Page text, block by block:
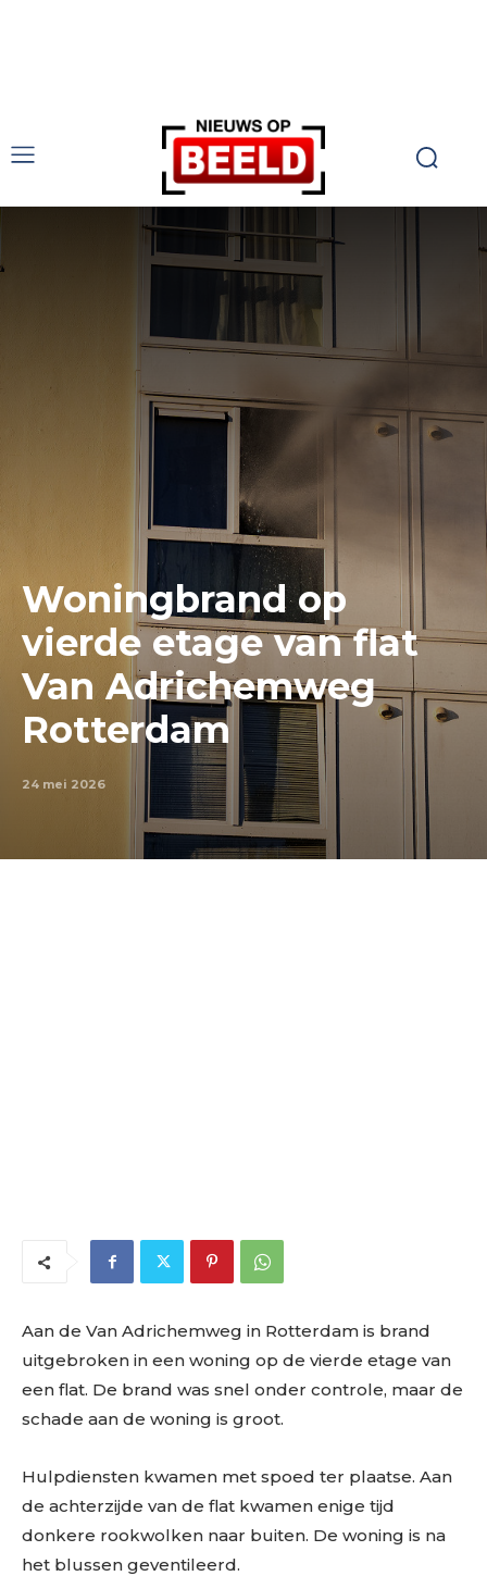
Woningbrand op
vierde etage van flat
Van Adrichemweg
Rotterdam
24 mei 2026
Aan de Van Adrichemweg in Rotterdam is brand
uitgebroken in een woning op de vierde etage van
een flat. De brand was snel onder controle, maar de
schade aan de woning is groot.
Hulpdiensten kwamen met spoed ter plaatse. Aan
de achterzijde van de flat kwamen enige tijd
donkere rookwolken naar buiten. De woning is na
het blussen geventileerd.